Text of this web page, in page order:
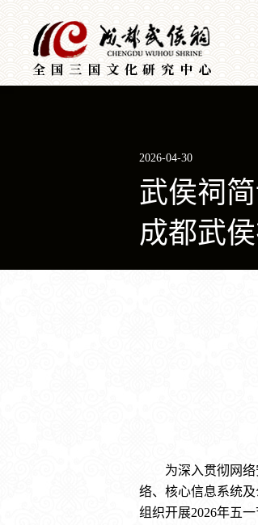
2026-04-30
武侯祠
成都武
为深入贯彻网络安
络、核心信息系统
组织开展2026年五